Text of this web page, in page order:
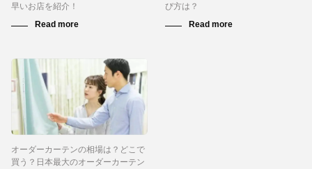
早いお店を紹介！
び方は？
オーダーカーテンの相場は？どこで
買う？日本最大のオーダーカーテン